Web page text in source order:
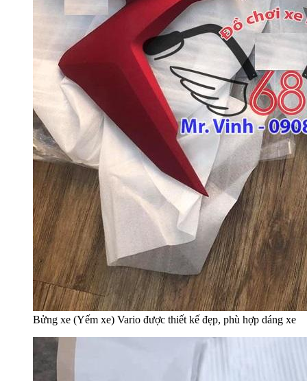
Bửng xe (Yếm xe) Vario được thiết kế đẹp, phù hợp dáng xe